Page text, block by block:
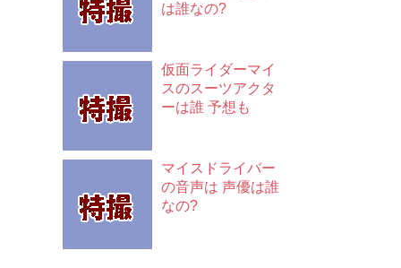
は誰なの?
仮面ライダーマイ
スのスーツアクタ
ーは誰 予想も
マイスドライバー
の音声は 声優は誰
なの?